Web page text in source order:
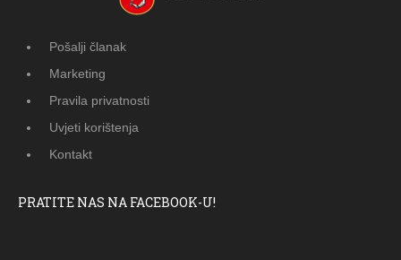
Pošalji članak
Marketing
Pravila privatnosti
Uvjeti korištenja
Kontakt
PRATITE NAS NA FACEBOOK-U!